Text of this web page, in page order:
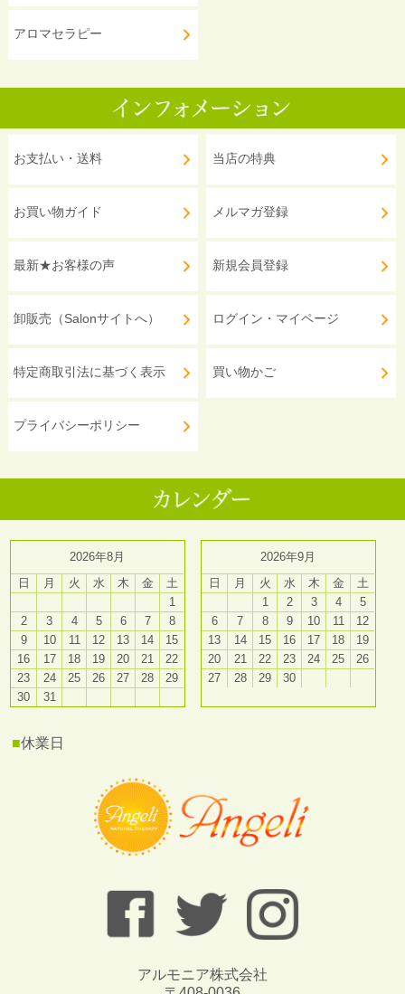
アロマセラピー
お支払い・送料
お買い物ガイド
最新★お客様の声
卸販売（Salonサイトへ）
特定商取引法に基づく表示
プライバシーポリシー
当店の特典
メルマガ登録
新規会員登録
ログイン・マイページ
買い物かご
2026年8月
日
月 火 水 木 金
土
1
2
3 4 5 6 7
8
9
10 11 12 13 14
15
16
17 18 19 20 21
22
23
24 25 26 27 28
29
30
31
2026年9月
日
月 火 水 木 金
土
1
2 3 4
5
6
7 8 9 10 11
12
13
14 15 16 17 18
19
20
21 22 23 24 25
26
27
28 29 30
■休業日
アルモニア株式会社